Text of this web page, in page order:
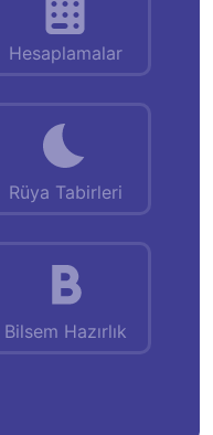
Hesaplamalar
Rüya Tabirleri
Bilsem Hazırlık